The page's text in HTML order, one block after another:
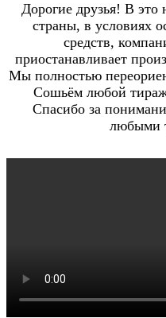
Дорогие друзья! В это
страны, в условиях
средств,
приостанавливает
Мы полностью
Сошьём любой
Спасибо за
любыми